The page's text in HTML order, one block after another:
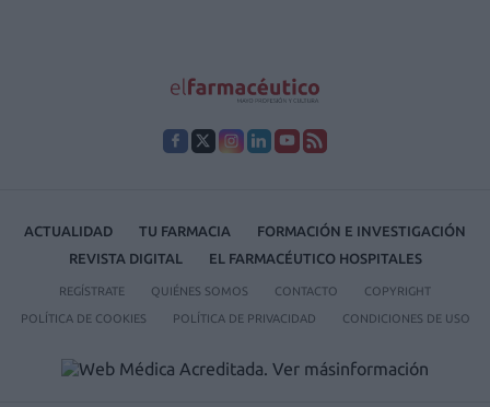
ACTUALIDAD TU FARMACIA
FORMACIÓN E INVESTIGACIÓN
REVISTA DIGITAL
EL FARMACÉUTICO HOSPITALES
REGÍSTRATE QUIÉNES SOMOS CONTACTO COPYRIGHT
POLÍTICA DE COOKIES POLÍTICA DE PRIVACIDAD CONDICIONES DE USO